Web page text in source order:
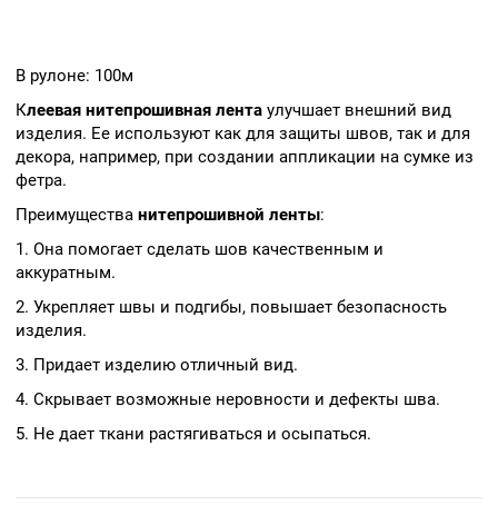
В рулоне: 100м
Клеевая нитепрошивная лента улучшает внешний вид
изделия. Ее используют как для защиты швов, так и для
декора, например, при создании аппликации на сумке из
фетра.
Преимущества нитепрошивной ленты:
1. Она помогает сделать шов качественным и
аккуратным.
2. Укрепляет швы и подгибы, повышает безопасность
изделия.
3. Придает изделию отличный вид.
4. Скрывает возможные неровности и дефекты шва.
5. Не дает ткани растягиваться и осыпаться.